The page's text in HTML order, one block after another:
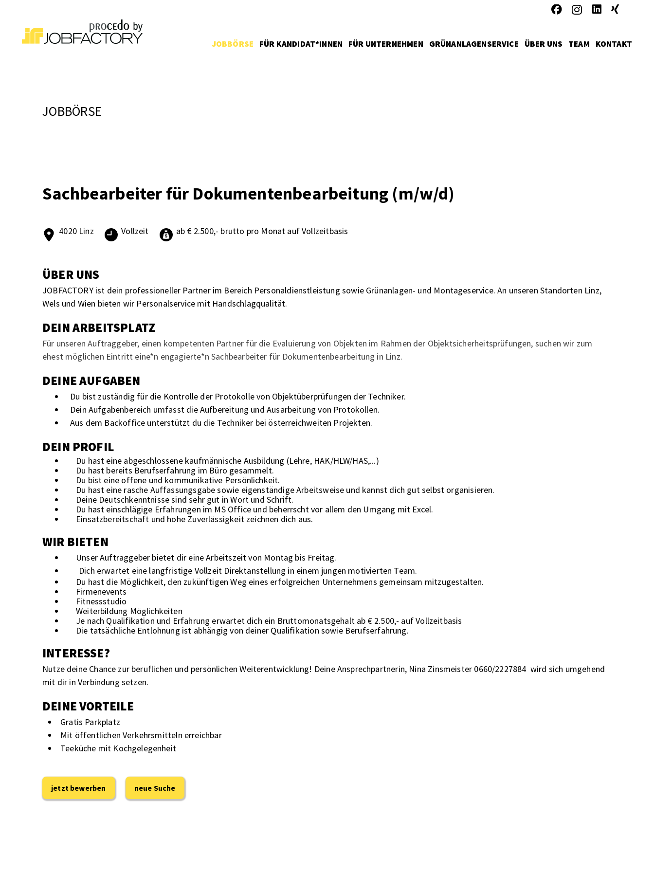
JOBBÖRSE FÜR KANDIDAT*INNEN FÜR UNTERNEHMEN GRÜNANLAGENSERVICE ÜBER UNS TEAM KONTAKT
JOBBÖRSE
Sachbearbeiter für Dokumentenbearbeitung (m/w/d)
4020 Linz Vollzeit ab € 2.500,- brutto pro Monat auf Vollzeitbasis
ÜBER UNS
JOBFACTORY ist dein professioneller Partner im Bereich Personaldienstleistung sowie Grünanlagen- und Montageservice. An unseren Standorten Linz,
Wels und Wien bieten wir Personalservice mit Handschlagqualität.
DEIN ARBEITSPLATZ
Für unseren Auftraggeber, einen kompetenten Partner für die Evaluierung von Objekten im Rahmen der Objektsicherheitsprüfungen, suchen wir zum
ehest möglichen Eintritt eine*n engagierte*n Sachbearbeiter für Dokumentenbearbeitung in Linz.
DEINE AUFGABEN
Du bist zuständig für die Kontrolle der Protokolle von Objektüberprüfungen der Techniker.
Dein Aufgabenbereich umfasst die Aufbereitung und Ausarbeitung von Protokollen.
Aus dem Backoffice unterstützt du die Techniker bei österreichweiten Projekten.
DEIN PROFIL
Du hast eine abgeschlossene kaufmännische Ausbildung (Lehre, HAK/HLW/HAS,...)
Du hast bereits Berufserfahrung im Büro gesammelt.
Du bist eine offene und kommunikative Persönlichkeit.
Du hast eine rasche Auffassungsgabe sowie eigenständige Arbeitsweise und kannst dich gut selbst organisieren.
Deine Deutschkenntnisse sind sehr gut in Wort und Schrift.
Du hast einschlägige Erfahrungen im MS Office und beherrscht vor allem den Umgang mit Excel.
Einsatzbereitschaft und hohe Zuverlässigkeit zeichnen dich aus.
WIR BIETEN
Unser Auftraggeber bietet dir eine Arbeitszeit von Montag bis Freitag.
Dich erwartet eine langfristige Vollzeit Direktanstellung in einem jungen motivierten Team.
Du hast die Möglichkeit, den zukünftigen Weg eines erfolgreichen Unternehmens gemeinsam mitzugestalten.
Firmenevents
Fitnessstudio
Weiterbildung Möglichkeiten
Je nach Qualifikation und Erfahrung erwartet dich ein Bruttomonatsgehalt ab € 2.500,- auf Vollzeitbasis
Die tatsächliche Entlohnung ist abhängig von deiner Qualifikation sowie Berufserfahrung.
INTERESSE?
Nutze deine Chance zur beruflichen und persönlichen Weiterentwicklung! Deine Ansprechpartnerin, Nina Zinsmeister 0660/2227884 wird sich umgehend
mit dir in Verbindung setzen.
DEINE VORTEILE
Gratis Parkplatz
Mit öffentlichen Verkehrsmitteln erreichbar
Teeküche mit Kochgelegenheit
jetzt bewerben neue Suche